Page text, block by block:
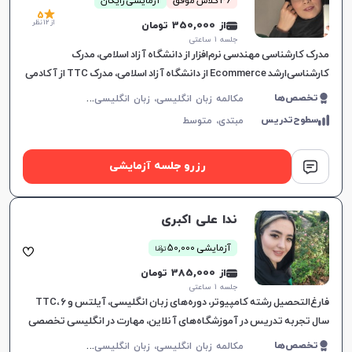
از 350,000 تومان
جلسه ۱ ساعتی
5
از 12 نظر
مدرک کارشناسی مهندسی نرم‌افزار از دانشگاه آزاد اسلامی، مدرک
کارشناسی‌ارشد Ecommerce از دانشگاه آزاد اسلامی، مدرک TTC از آکادمی
زبان، ده سال تجربه تدریس زبان انگلیسی، تدریس دوره‌های مختلف و مت
تخصص‌ها م
کالمه زبان انگلیسی، زبان انگلیسی عمومی، گرامر زبان انگلیسی، زبان انگلیسی آمریکایی، زبان انگلیسی هفتم دبیرستان، زبان انگلیسی هشتم دبیرستان، زبان انگلیسی نهم دبیرستان، زبان انگلیسی دهم دبیرستان، زبان انگلیسی یازدهم دبیرستان، زبان انگلیسی دوازدهم دبیرستان، زبان انگلیسی کودکان
سطوح‌تدریس مبتدی، متوسط
رزرو جلسه آزمایشی
ندا علی اکبری
آزمایشی 50,000 توما
ن
از 385,000 تومان
جلسه ۱ ساعتی
فارغ‌التحصیل رشته کامپیوتر، دوره‌های زبان انگلیسی، آیلتس و TTC، ۶
سال تجربه تدریس در آموزشگاه‌های آنلاین، مهارت در انگلیسی تخصصی
هوانوردی، راهنمایی به سوی هدف زبان‌آموز.
تخصص‌ها م
کالمه زبان انگلیسی، زبان انگلیسی عمومی، گرامر زبان انگلیسی، زبان انگلیسی تجاری، زبان انگلیسی آمریکایی، زبان انگلیسی هفتم دبیرستان، زبان انگلیسی هشتم دبیرستان، زبان انگلیسی نهم دبیرستان، زبان انگلیسی دهم دبیرستان، زبان انگلیسی کودکان، زبان انگلیسی یازدهم دبیرستان، زبان انگلیسی دوازدهم دبیرستان
افزایش اعتبار